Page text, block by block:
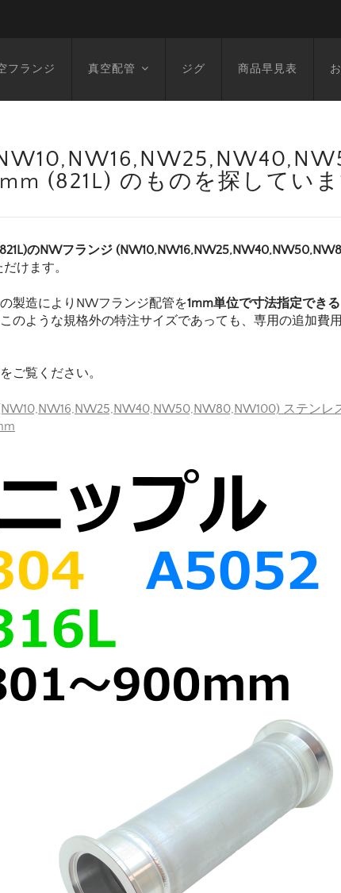
フランジ 真空配管 ジグ 商品早見表
(821L) のものを探していま
のNWフランジ
けます。
製造によりNWフランジ配管を1mm単位で寸法指定でき
のような規格外の特注サイズであっても、専用の追加費
ご覧ください。
ステンレ